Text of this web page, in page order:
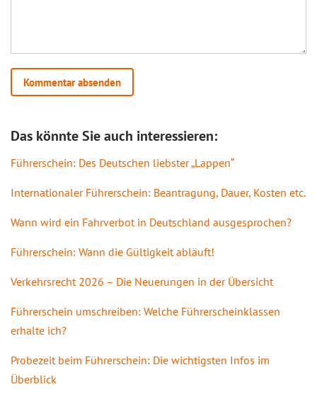
Das könnte Sie auch interessieren:
Führerschein: Des Deutschen liebster „Lappen“
Internationaler Führerschein: Beantragung, Dauer, Kosten etc.
Wann wird ein Fahrverbot in Deutschland ausgesprochen?
Führerschein: Wann die Gültigkeit abläuft!
Verkehrsrecht 2026 – Die Neuerungen in der Übersicht
Führerschein umschreiben: Welche Führerscheinklassen
erhalte ich?
Probezeit beim Führerschein: Die wichtigsten Infos im
Überblick